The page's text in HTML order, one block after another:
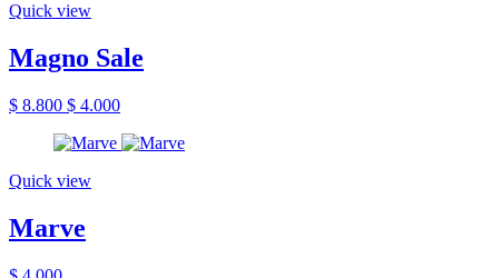
Quick view
Magno Sale
$ 8.800 $ 4.000
Quick view
Marve